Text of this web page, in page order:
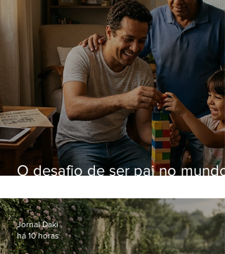
O desafio de ser pai no mundo
Jornal Daki
há 10 horas